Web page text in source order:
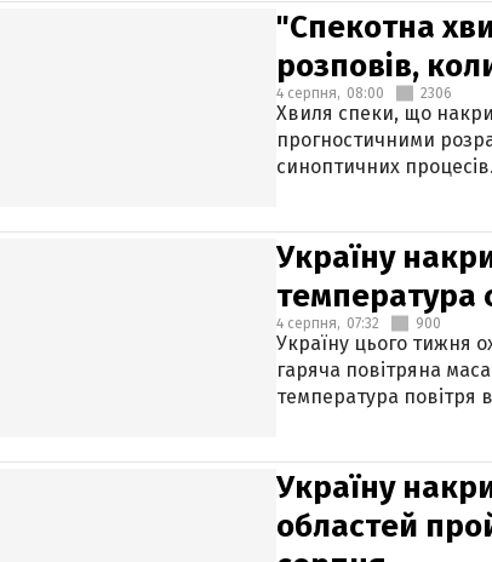
"Спекотна
розповів,
4 серпня, 08:00 2306
Хвиля спеки, що
прогностичними
синоптичних процесів.
Україну
температура
4 серпня, 07:32 900
Україну цього тижня
гаряча повітряна
температура повітря
Україну
областей